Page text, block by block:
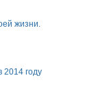
жизни.
2014 году